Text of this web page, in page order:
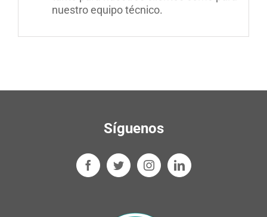
nuestro equipo técnico.
Síguenos